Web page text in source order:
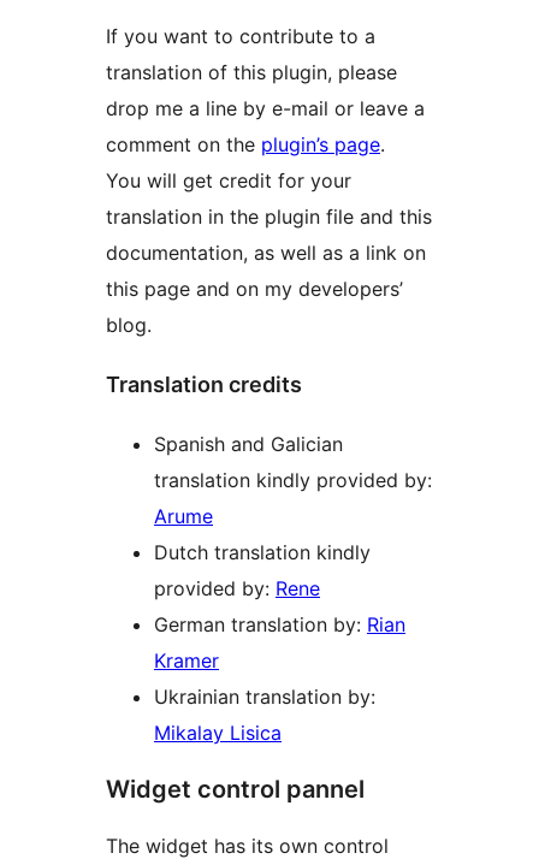
If you want to contribute to a
translation of this plugin, please
drop me a line by e-mail or leave a
comment on the plugin’s page.
You will get credit for your
translation in the plugin file and this
documentation, as well as a link on
this page and on my developers’
blog.
Translation credits
Spanish and Galician
translation kindly provided by:
Arume
Dutch translation kindly
provided by: Rene
German translation by: Rian
Kramer
Ukrainian translation by:
Mikalay Lisica
Widget control pannel
The widget has its own control